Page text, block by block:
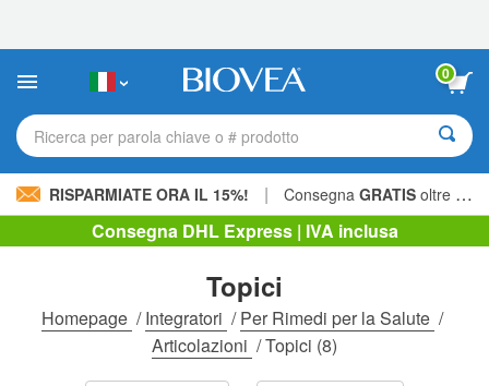
sito
include
sistema
0
Ricerca per parola chiave o # prodotto
RISPARMIATE ORA IL 15%! | Consegna GRATIS oltre 60,00 € »
Consegna DHL Express | IVA inclusa
Topici
Homepage /Integratori /Per Rimedi per la Salute /
Articolazioni /Topici (8)